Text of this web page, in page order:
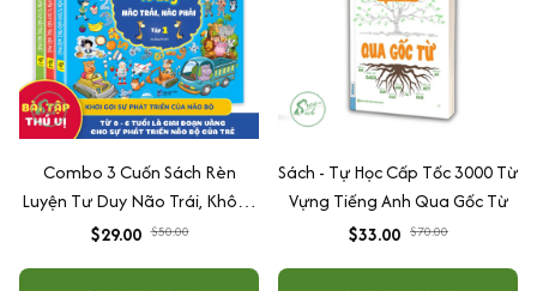
Combo 3 Cuốn Sách Rèn
Luyện Tư Duy Não Trái, Không
Não Phải - Đánh Thức Tiềm
$29.00 $50.00
Sách - Tự Học Cấp Tốc 3000 Từ
Vựng Tiếng Anh Qua Gốc Từ
$33.00 $70.00